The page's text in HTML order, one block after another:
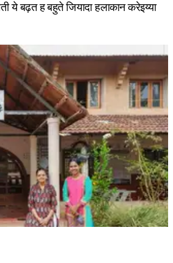
ये बढ़त ह बहुते जियादा हलाकान करेइय्या